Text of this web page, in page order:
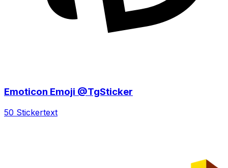
Emoticon Emoji @TgSticker
50 Stickertext